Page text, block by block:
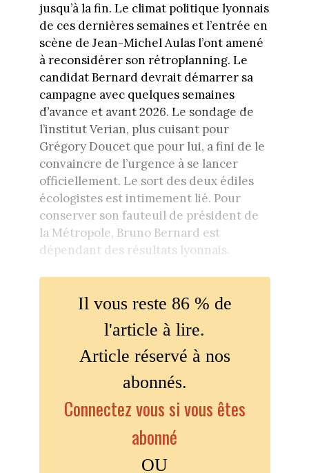
jusqu’à la fin. Le climat politique lyonnais
de ces dernières semaines et l’entrée en
scène de Jean-Michel Aulas l’ont amené
à reconsidérer son rétroplanning. Le
candidat Bernard devrait démarrer sa
campagne avec quelques semaines
d’avance et avant 2026. Le sondage de
l’institut Verian, plus cuisant pour
Grégory Doucet que pour lui, a fini de le
convaincre de l’urgence à se lancer
officiellement. Le sort des deux édiles
écologistes est intimement lié. Pour
conserver son fauteuil de président de
la Métropole, Bruno Bernard est
dépendant des résultats lyonnais.
Il vous reste 86 % de
l'article à lire.
Article réservé à nos
abonnés.
Connectez vous si vous êtes
abonné
OU